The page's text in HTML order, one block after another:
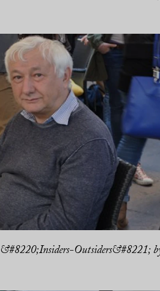
&#8220;Insiders-Outsiders&#8221;